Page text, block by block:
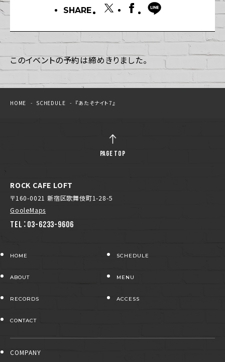
SHARE
このイベントの予約は締めきりました。
HOME SCHEDULE 『あたそナイト7』
ROCK CAFE LOFT
〒160-0021 新宿区歌舞伎町1-28-5
GooleMaps
TEL：03-6233-9606
HOME SCHEDULE
ABOUT MENU
RECORDS ACCESS
CONTACT
COMPANY
PAGE TOP